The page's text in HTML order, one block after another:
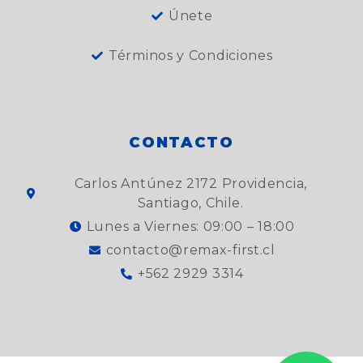
Únete
Términos y Condiciones
CONTACTO
Carlos Antúnez 2172 Providencia,
Santiago, Chile.
Lunes a Viernes: 09:00 – 18:00
contacto@remax-first.cl
+562 2929 3314